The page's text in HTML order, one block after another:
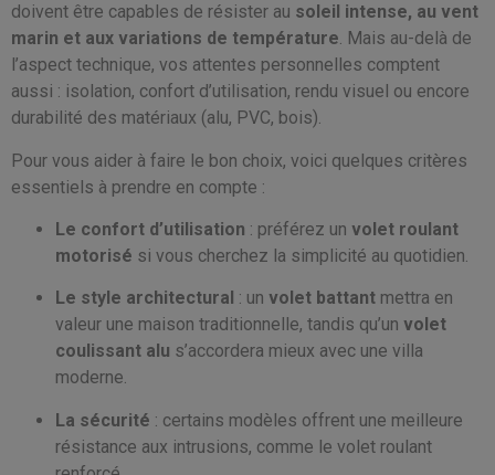
doivent être capables de résister au soleil intense, au vent
marin et aux variations de température. Mais au-delà de
l’aspect technique, vos attentes personnelles comptent
aussi : isolation, confort d’utilisation, rendu visuel ou encore
durabilité des matériaux (alu, PVC, bois).
Pour vous aider à faire le bon choix, voici quelques critères
essentiels à prendre en compte :
Le confort d’utilisation : préférez un volet roulant
motorisé si vous cherchez la simplicité au quotidien.
Le style architectural : un volet battant mettra en
valeur une maison traditionnelle, tandis qu’un volet
coulissant alu s’accordera mieux avec une villa
moderne.
La sécurité : certains modèles offrent une meilleure
résistance aux intrusions, comme le volet roulant